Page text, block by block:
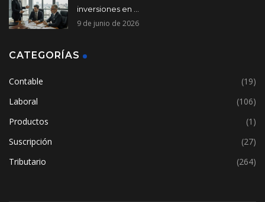
inversiones en ...
9 de junio de 2026
CATEGORÍAS
Contable
(19)
Laboral
(106)
Productos
(1)
Suscripción
(27)
Tributario
(264)